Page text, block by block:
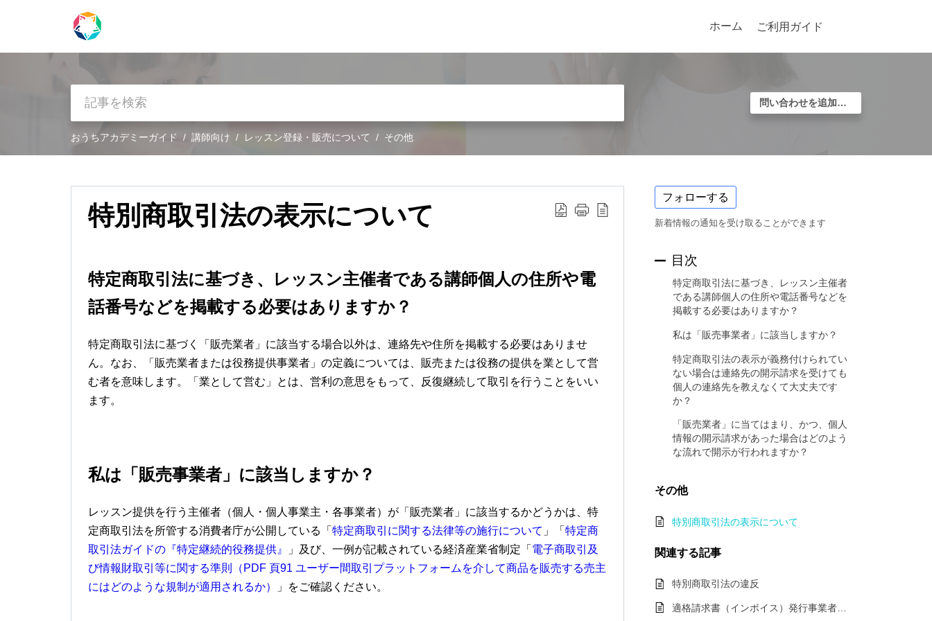
ホーム ご利用ガイド
問い合わせを追加する
おうちアカデミーガイド 講師向け レッスン登録・販売について その他
特別商取引法の表示について
特定商取引法に基づき、レッスン主催者である講師個人の住所や電
話番号などを掲載する必要はありますか？
特定商取引法に基づく「販売業者」に該当する場合以外は、連絡先や住所を掲載する必要はありませ
ん。なお、「販売業者または役務提供事業者」の定義については、販売または役務の提供を業として営
む者を意味します。「業として営む」とは、営利の意思をもって、反復継続して取引を行うことをいい
ます。
私は「販売事業者」に該当しますか？
レッスン提供を行う主催者（個人・個人事業主・各事業者）が「販売業者」に該当するかどうかは、特
定商取引法を所管する消費者庁が公開している「 特定商取引に関する法律等の施行について 」「 特定商
取引法ガイドの『特定継続的役務提供 』 」及び、一例が記載されている経済産業省制定「 電子商取引及
び情報財取引等に関する準則（PDF 頁91 ユーザー間取引プラットフォームを介して商品を販売する売主
にはどのような規制が適用されるか）
」をご確認ください。
フォローする
新着情報の通知を受け取ることができます
目次
特定商取引法に基づき、レッスン主催者
である講師個人の住所や電話番号などを
掲載する必要はありますか？
私は「販売事業者」に該当しますか？
特定商取引法の表示が義務付けられてい
ない場合は連絡先の開示請求を受けても
個人の連絡先を教えなくて大丈夫です
か？
「販売業者」に当てはまり、かつ、個人
情報の開示請求があった場合はどのよう
な流れで開示が行われますか？
その他
特別商取引法の表示について
関連する記事
特別商取引法の違反
適格請求書（インボイス）発行事業者登録を行っている事業者様のおうちアカデミー講師登録について